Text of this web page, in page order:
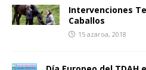
Intervenciones
Caballos
15 azaroa, 2018